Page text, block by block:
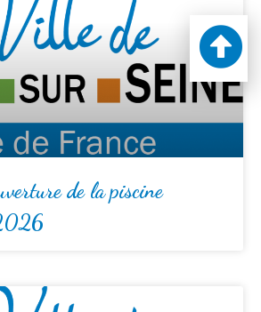
de la piscine